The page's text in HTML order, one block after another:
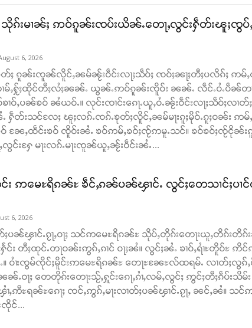
ၵ်းမၢၼ်ႈ ဢဝ်ၵူၼ်းၸပ်းယိၼ်ႉတေႃႇလွင်းႁဵတ်းၽူႈၸွပ်ႇ
6, 2026
ႈ ၵူၼ်းၸူၼ်လိူင်ႇၼမ်ၼႂ်းဝဵင်းလႃႈသဵဝ်ႈ ၸဝ်ႈၼႃႈတီႈပလိၵ်ႈ ဢမ်
ႇႁႂ်ႈထိုင်တီႈလႆႈၼၼ်ႉ ယွၼ်ႉဢဝ်ၵူၼ်းၸိူဝ်း ၼၼ်ႉ လဵင်ႉဝႆႉပဵၼ်တႃ
ႇပၼ်ၶဝ် ၼႆယဝ်ႉ။ လုင်းၸၢင်းၵေႃႉယူႇဝႆႉၼႂ်းဝဵင်းလႃႈသဵဝ်ႈလၢတ်ႈ
ႉ ႁဵတ်းသင်လႄႈ ၽူႈလၵ်ႉၸၵ်ႉၶုတ်ႈလိူင်ႇၼမ်မႃးၵူႈမိုဝ်ႉၵူႈဝၼ်း ဢ
ဝ် ၼႄႇထဵင်းၶဝ် ၸိူဝ်းၼႆႉ ၶဝ်ဢမ်ႇၶဝ်ႈၸႂ်ဢမူႉသင်။ ၶဝ်ၶဝ်ႈၸႂ်ငိုၼ်
င်းႁႄ မႃးလၵ်ႉမႃးၸူၼ်ယူႇၼႂ်းဝဵင်းၼႆႉ...
ဢမေႊရိၵၼ်ႊ ၶဵင်ႇၵၼ်ပၼ်ၾၢင်ႉ လွင်ႈတေသၢင်ႈပၢင်တို
6, 2026
ပၼ်ၾၢင်ႉၵႂႃႇဝႃႈ သင်ဢမေႊရိၵၼ်ႊ သိုပ်ႇတိုၵ်းတေႃးယူႇတိၵ်း
ႈႁႅင်း တီႈထုင်ႉတႃဝၼ်းဢွၵ်ႇၵၢင် ဝႃႈၼႆ။ လွင်ႈၼႆႉ ၶၢဝ်ႇရၢႆႊတိူဝ်ႊ ဢိင်
ႉ။ ဝၢႆးၸွမ်ၸိုင်ႈမိူင်းဢမေႊရိၵၼ်ႊ တေႃႊၼႄႊလ်ထရမ်ႉ လၢတ်ႈလွၵ်ႇ
ဝႃႈ တေတိုၵ်းတေႃးသႂ်ႇႁူင်းၵေႃႇၵၢႆႇလမ်ႇလွင်ႈ ဢွင်ႈတီႈၵဵပ်းသိမ်
ဢီႊရၼ်ႊၵေႃႈ ၸင်ႇဢွၵ်ႇမႃးလၢတ်ႈပၼ်ၾၢင်ႉၵႂႃႇ ၼင်ႇၼႆ။ သ
င်...